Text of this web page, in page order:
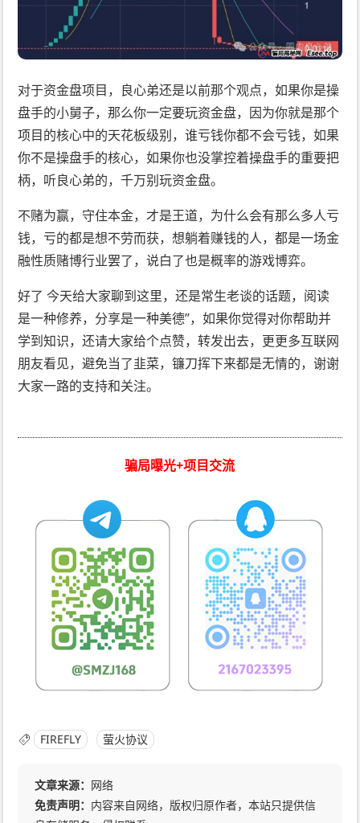
对于资金盘项目，良心弟还是以前那个观点，如果你是操
盘手的小舅子，那么你一定要玩资金盘，因为你就是那个
项目的核心中的天花板级别，谁亏钱你都不会亏钱，如果
你不是操盘手的核心，如果你也没掌控着操盘手的重要把
柄，听良心弟的，千万别玩资金盘。
不赌为赢，守住本金，才是王道，为什么会有那么多人亏
钱，亏的都是想不劳而获，想躺着赚钱的人，都是一场金
融性质赌博行业罢了，说白了也是概率的游戏博弈。
好了 今天给大家聊到这里，还是常生老谈的话题，阅读
是一种修养，分享是一种美德”，如果你觉得对你帮助并
学到知识，还请大家给个点赞，转发出去，更更多互联网
朋友看见，避免当了韭菜，镰刀挥下来都是无情的，谢谢
大家一路的支持和关注。
骗局曝光+项目交流
FIREFLY 萤火协议
文章来源： 网络
免责声明： 内容来自网络，版权归原作者，本站只提供信